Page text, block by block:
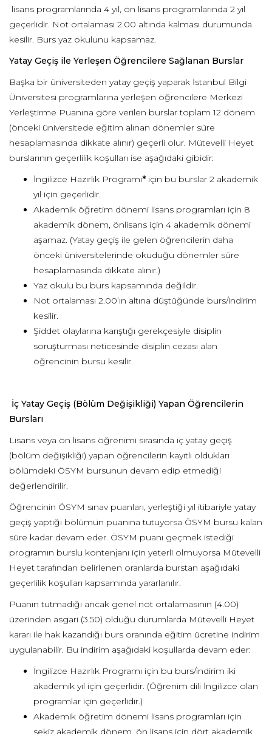
lisans programlarında 4 yıl, ön lisans programlarında 2 yıl
geçerlidir. Not ortalaması 2.00 altında kalması durumunda
kesilir. Burs yaz okulunu kapsamaz.
Yatay Geçiş ile Yerleşen Öğrencilere Sağlanan Burslar
Başka bir üniversiteden yatay geçiş yaparak İstanbul Bilgi
Üniversitesi programlarına yerleşen öğrencilere Merkezi
Yerleştirme Puanına göre verilen burslar toplam 12 dönem
(önceki üniversitede eğitim alınan dönemler süre
hesaplamasında dikkate alınır) geçerli olur. Mütevelli Heyet
burslarının geçerlilik koşulları ise aşağıdaki gibidir:
İngilizce Hazırlık Programı* için bu burslar 2 akademik
yıl için geçerlidir.
Akademik öğretim dönemi lisans programları için 8
akademik dönem, önlisans için 4 akademik dönemi
aşamaz. (Yatay geçiş ile gelen öğrencilerin daha
önceki üniversitelerinde okuduğu dönemler süre
hesaplamasında dikkate alınır.)
Yaz okulu bu burs kapsamında değildir.
Not ortalaması 2.00’ın altına düştüğünde burs/indirim
kesilir.
Şiddet olaylarına karıştığı gerekçesiyle disiplin
soruşturması neticesinde disiplin cezası alan
öğrencinin bursu kesilir.
İç Yatay Geçiş (Bölüm Değişikliği) Yapan Öğrencilerin
Bursları
Lisans veya ön lisans öğrenimi sırasında iç yatay geçiş
(bölüm değişikliği) yapan öğrencilerin kayıtlı oldukları
bölümdeki ÖSYM bursunun devam edip etmediği
değerlendirilir.
Öğrencinin ÖSYM sınav puanları, yerleştiği yıl itibariyle yatay
geçiş yaptığı bölümün puanına tutuyorsa ÖSYM bursu kalan
süre kadar devam eder. ÖSYM puanı geçmek istediği
programın burslu kontenjanı için yeterli olmuyorsa Mütevelli
Heyet tarafından belirlenen oranlarda burstan aşağıdaki
geçerlilik koşulları kapsamında yararlanılır.
Puanın tutmadığı ancak genel not ortalamasının (4.00)
üzerinden asgari (3.50) olduğu durumlarda Mütevelli Heyet
kararı ile hak kazandığı burs oranında eğitim ücretine indirim
uygulanabilir. Bu indirim aşağıdaki koşullarda devam eder:
İngilizce Hazırlık Programı için bu burs/indirim iki
akademik yıl için geçerlidir. (Öğrenim dili İngilizce olan
programlar için geçerlidir.)
Akademik öğretim dönemi lisans programları için
sekiz akademik dönem, ön lisans için dört akademik